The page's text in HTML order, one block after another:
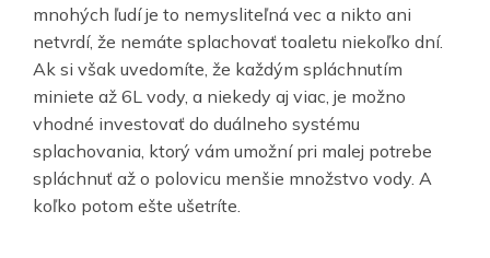
mnohých ľudí je to nemysliteľná vec a nikto ani
netvrdí, že nemáte splachovať toaletu niekoľko dní.
Ak si však uvedomíte, že každým spláchnutím
miniete až 6L vody, a niekedy aj viac, je možno
vhodné investovať do duálneho systému
splachovania, ktorý vám umožní pri malej potrebe
spláchnuť až o polovicu menšie množstvo vody. A
koľko potom ešte ušetríte.